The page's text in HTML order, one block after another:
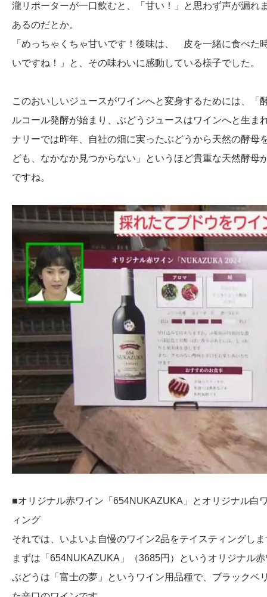
瀧リポーターが一口飲むと、「甘い！」と思わず声が漏れ
あるのだとか。
「めっちゃくちゃ甘いです！後味は、 皮を一緒に食べた
いですね！」と、その味わいに感動している様子でした。
このおいしいジュースがワインへと変身するためには、
ルコール発酵が始まり、ぶどうジュースはワインへと生
ナリーでは昨年、自社の畑に実ったぶどうから天然の酵母
ども、なかなか見つからない」というほど貴重な天然酵
ですね。
■オリジナル赤ワイン「654NUKAZUKA」とオリジナル白
ィング
それでは、いよいよ自慢のワイン2品をテイスティングし
まずは「654NUKAZUKA」（3685円）というオリジナル
ぶどうは「富士の夢」というワイン用品種で、ブラックベ